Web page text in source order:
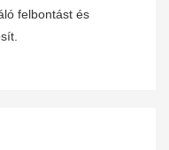
felbontást és